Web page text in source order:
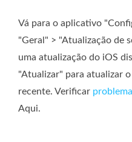
Vá para o aplicativo
"Geral" > "Atualização de
uma atualização do iOS
"Atualizar" para atualizar
recente. Verificar
Aqui.